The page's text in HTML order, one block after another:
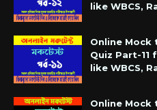
like WBCS,
Online Mock
Quiz Part-11
like WBCS,
Online Mock